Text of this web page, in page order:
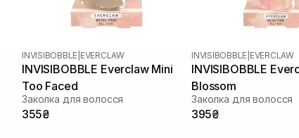
INVISIBOBBLE EVERCLAW
INVISIBOBBLE Everclaw Mini
Too Faced
Заколка для волосся
355₴
INVISIBOBBLE EVERCLAW
INVISIBOBBLE
Blossom
Заколка для волосся
395₴